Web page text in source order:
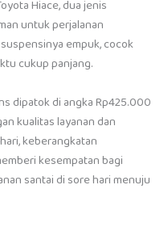
Hiace, dua jenis
untuk perjalanan
empuk, cocok
cukup panjang.
dipatok di angka Rp425.000
kualitas layanan dan
keberangkatan
kesempatan bagi
santai di sore hari menuju